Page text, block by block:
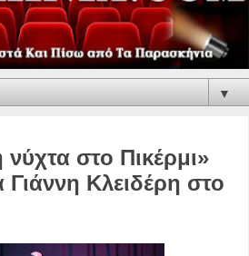
▼
στο Πικέρμι»
Γιάννη Κλειδέρη στο